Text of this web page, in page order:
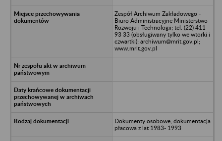
Zespół Archiwum Zakładowego -
Biuro Administracyjne Ministerstwo
Rozwoju i Technologii; tel. (22) 411
93 33 (obsługiwany tylko we wtorki i
czwartki); archiwum@mrit.gov.pl;
www.mrit.gov.pl
Dokumenty osobowe, dokumentacja
płacowa z lat 1983- 1993